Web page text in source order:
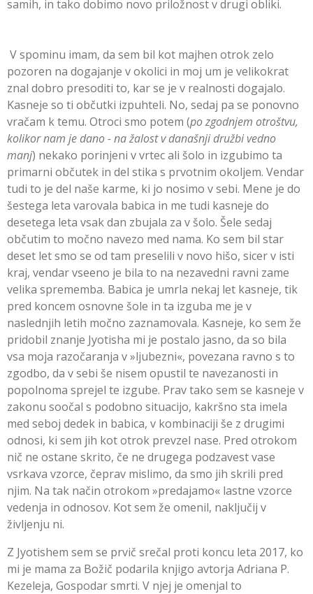
samih, in tako dobimo novo priložnost v drugi obliki.
V spominu imam, da sem bil kot majhen otrok zelo
pozoren na dogajanje v okolici in moj um je velikokrat
znal dobro presoditi to, kar se je v realnosti dogajalo.
Kasneje so ti občutki izpuhteli. No, sedaj pa se ponovno
vračam k temu. Otroci smo potem (po zgodnjem otroštvu,
kolikor nam je dano - na žalost v današnji družbi vedno
manj) nekako porinjeni v vrtec ali šolo in izgubimo ta
primarni občutek in del stika s prvotnim okoljem. Vendar
tudi to je del naše karme, ki jo nosimo v sebi. Mene je do
šestega leta varovala babica in me tudi kasneje do
desetega leta vsak dan zbujala za v šolo. Šele sedaj
občutim to močno navezo med nama. Ko sem bil star
deset let smo se od tam preselili v novo hišo, sicer v isti
kraj, vendar vseeno je bila to na nezavedni ravni zame
velika sprememba. Babica je umrla nekaj let kasneje, tik
pred koncem osnovne šole in ta izguba me je v
naslednjih letih močno zaznamovala. Kasneje, ko sem že
pridobil znanje Jyotisha mi je postalo jasno, da so bila
vsa moja razočaranja v »ljubezni«, povezana ravno s to
zgodbo, da v sebi še nisem opustil te navezanosti in
popolnoma sprejel te izgube. Prav tako sem se kasneje v
zakonu soočal s podobno situacijo, kakršno sta imela
med seboj dedek in babica, v kombinaciji še z drugimi
odnosi, ki sem jih kot otrok prevzel nase. Pred otrokom
nič ne ostane skrito, če ne drugega podzavest vase
vsrkava vzorce, čeprav mislimo, da smo jih skrili pred
njim. Na tak način otrokom »predajamo« lastne vzorce
vedenja in odnosov. Kot sem že omenil, naključij v
življenju ni.
Z Jyotishem sem se prvič srečal proti koncu leta 2017, ko
mi je mama za Božič podarila knjigo avtorja Adriana P.
Kezeleja, Gospodar smrti. V njej je omenjal to